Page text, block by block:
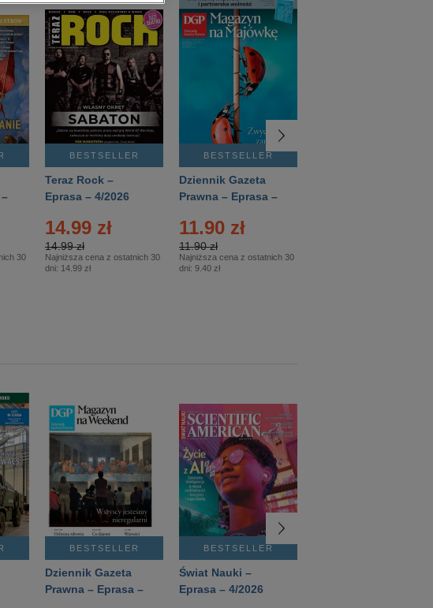
30
BESTSELLER
Teraz Rock –
Eprasa – 4/2026
14.99 zł
14.99 zł
Najniższa cena z ostatnich 30
dni: 14.99 zł
BESTSELLER
Dziennik Gazeta
Prawna – Eprasa –
11.90 zł
11.90 zł
Najniższa cena z ostatnich 30
dni: 9.40 zł
BESTSELLER
Dziennik Gazeta
Prawna – Eprasa –
BESTSELLER
Świat Nauki –
Eprasa – 4/2026